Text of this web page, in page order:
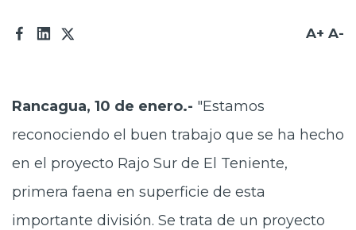
A+ A-
Rancagua, 10 de enero.- "Estamos
reconociendo el buen trabajo que se ha hecho
en el proyecto Rajo Sur de El Teniente,
primera faena en superficie de esta
importante división. Se trata de un proyecto